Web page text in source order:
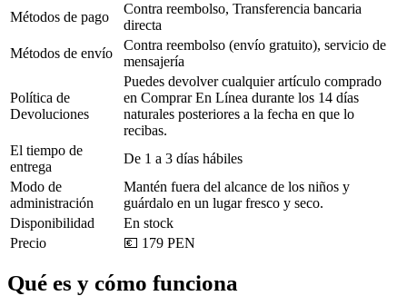
Métodos de pago
Contra reembolso, Transferencia bancaria
directa
Métodos de envío
Contra reembolso (envío gratuito), servicio de
mensajería
Política de
Devoluciones
Puedes devolver cualquier artículo comprado
en Comprar En Línea durante los 14 días
naturales posteriores a la fecha en que lo
recibas.
El tiempo de
entrega
De 1 a 3 días hábiles
Modo de
administración
Mantén fuera del alcance de los niños y
guárdalo en un lugar fresco y seco.
Disponibilidad
En stock
Precio
💶 179 PEN
Qué es y cómo funciona